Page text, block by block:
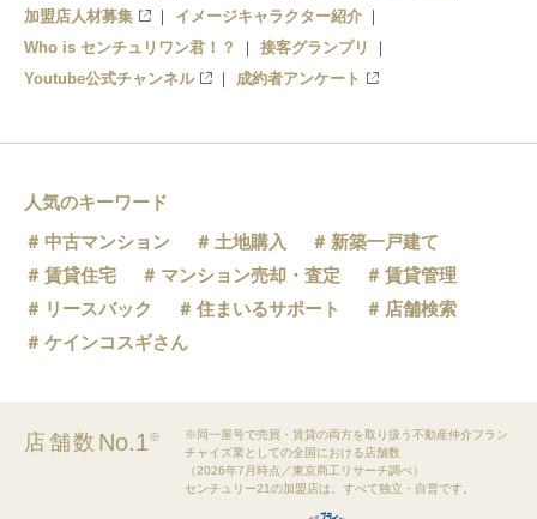
加盟店人材募集
イメージキャラクター紹介
Who is センチュリワン君！？
接客グランプリ
Youtube公式チャンネル
成約者アンケート
人気のキーワード
中古マンション
土地購入
新築一戸建て
賃貸住宅
マンション売却・査定
賃貸管理
リースバック
住まいるサポート
店舗検索
ケインコスギさん
店舗数 No.1※
※同一屋号で売買・賃貸の両方を取り扱う不動産仲介フラン
チャイズ業としての全国における店舗数
（2026年7月時点／東京商工リサーチ調べ）
センチュリー21の加盟店は、すべて独立・自営です。